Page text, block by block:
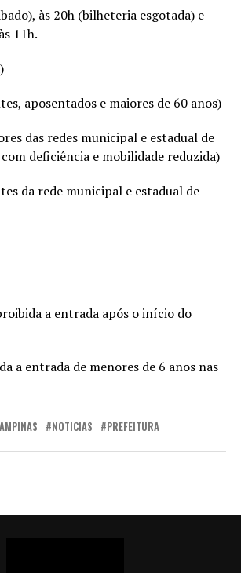
às 20h (bilheteria esgotada) e
11h.
aposentados e maiores de 60 anos)
das redes municipal e estadual de
deficiência e mobilidade reduzida)
da rede municipal e estadual de
a entrada após o início do
a entrada de menores de 6 anos nas
NOTICIAS PREFEITURA